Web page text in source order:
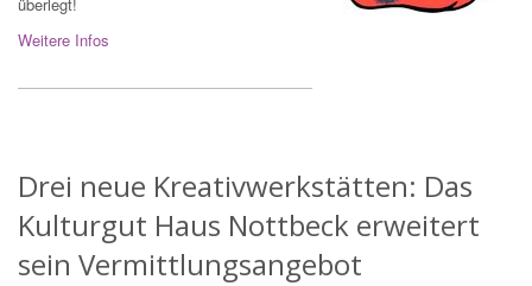
überlegt!
Weitere Infos
Drei neue Kreativwerkstätten: Das
Kulturgut Haus Nottbeck erweitert
sein Vermittlungsangebot